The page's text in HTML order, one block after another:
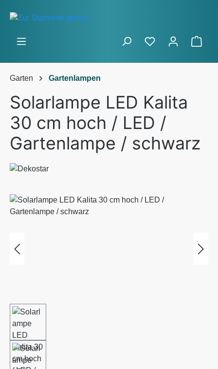
Zum Hauptinhalt springen
Garten Gartenlampen
Solarlampe LED Kalita
30 cm hoch / LED /
Gartenlampe / schwarz
Bildergalerie überspringen